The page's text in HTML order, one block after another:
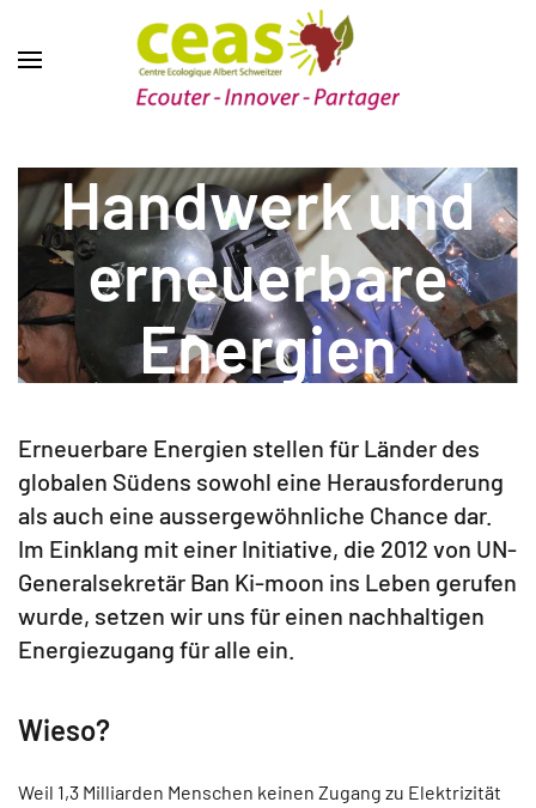
Handwerk und
erneuerbare
Energien
Erneuerbare Energien stellen für Länder des
globalen Südens sowohl eine Herausforderung
als auch eine aussergewöhnliche Chance dar.
Im Einklang mit einer Initiative, die 2012 von UN-
Generalsekretär Ban Ki-moon ins Leben gerufen
wurde, setzen wir uns für einen nachhaltigen
Energiezugang für alle ein.
Wieso?
Weil 1,3 Milliarden Menschen keinen Zugang zu Elektrizität